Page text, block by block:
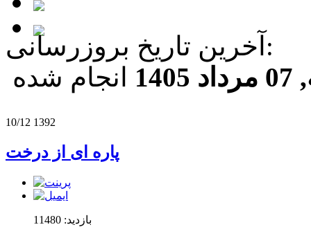
آخرين تاريخ بروزرسانی:
انجام شده
10/12 1392
پاره ای از درخت
بازدید: 11480